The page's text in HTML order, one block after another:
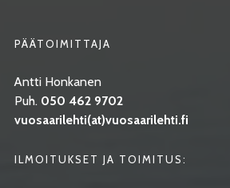
PÄÄTOIMITTAJA
Antti Honkanen
Puh. 050 462 9702
vuosaarilehti(at)vuosaarilehti.fi
ILMOITUKSET JA TOIMITUS: